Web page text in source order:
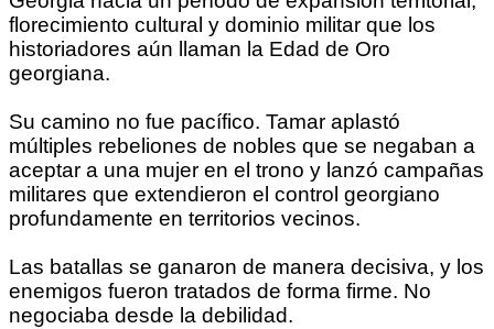
florecimiento cultural y dominio militar que los
historiadores aún llaman la Edad de Oro
georgiana.
Su camino no fue pacífico. Tamar aplastó
múltiples rebeliones de nobles que se negaban a
aceptar a una mujer en el trono y lanzó campañas
militares que extendieron el control georgiano
profundamente en territorios vecinos.
Las batallas se ganaron de manera decisiva, y los
enemigos fueron tratados de forma firme. No
negociaba desde la debilidad.